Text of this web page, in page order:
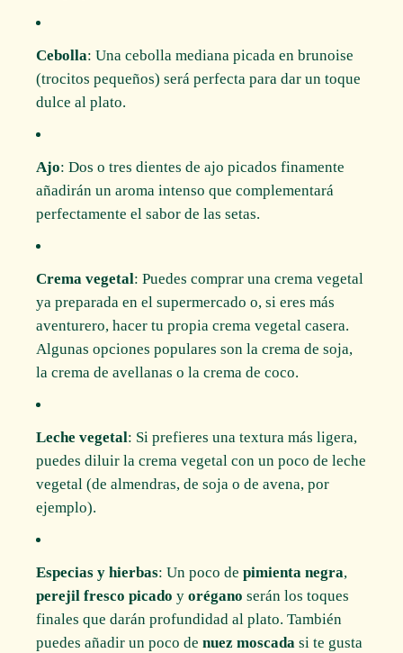
Cebolla: Una cebolla mediana picada en brunoise
(trocitos pequeños) será perfecta para dar un toque
dulce al plato.
Ajo: Dos o tres dientes de ajo picados finamente
añadirán un aroma intenso que complementará
perfectamente el sabor de las setas.
Crema vegetal: Puedes comprar una crema vegetal
ya preparada en el supermercado o, si eres más
aventurero, hacer tu propia crema vegetal casera.
Algunas opciones populares son la crema de soja,
la crema de avellanas o la crema de coco.
Leche vegetal: Si prefieres una textura más ligera,
puedes diluir la crema vegetal con un poco de leche
vegetal (de almendras, de soja o de avena, por
ejemplo).
Especias y hierbas: Un poco depimienta negra,
perejil fresco picado yorégano serán los toques
finales que darán profundidad al plato. También
puedes añadir un poco denuez moscada si te gusta